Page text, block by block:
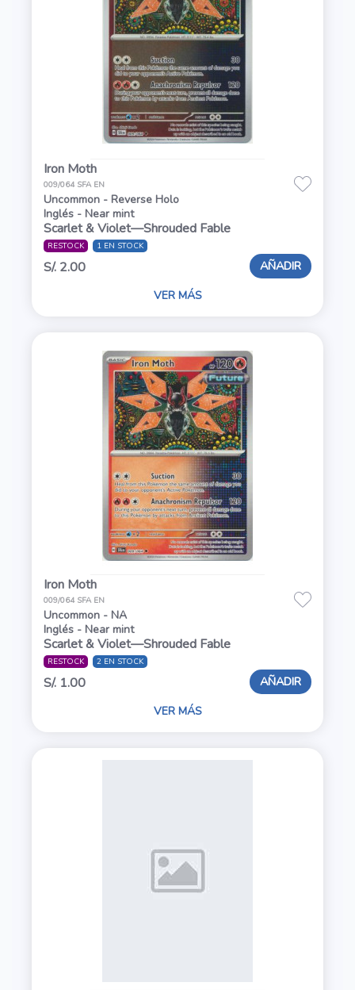
Iron Moth
009/064 SFA EN
Uncommon - Reverse Holo
Inglés - Near mint
Scarlet & Violet—Shrouded Fable
RESTOCK 1 EN STOCK
S/. 2.00 AÑADIR
VER MÁS
Iron Moth
009/064 SFA EN
Uncommon - NA
Inglés - Near mint
Scarlet & Violet—Shrouded Fable
RESTOCK 2 EN STOCK
S/. 1.00 AÑADIR
VER MÁS